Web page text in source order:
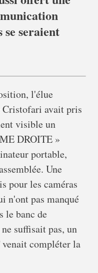
seraient
l'élue
Cristofari avait pris
visible un
DROITE »
portable,
Une
pour les caméras
n'ont pas manqué
le banc de
suffisait pas, un
compléter la